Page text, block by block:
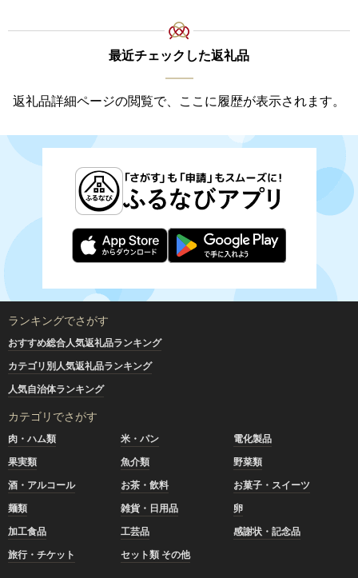
最近チェックした返礼品
返礼品詳細ページの閲覧で、ここに履歴が表示されます。
ランキングでさがす
おすすめ総合人気返礼品ランキング
カテゴリ別人気返礼品ランキング
人気自治体ランキング
カテゴリでさがす
肉・ハム類 米・パン
電化製品
果実類
魚介類
野菜類
酒・アルコール
お茶・飲料
お菓子・スイーツ
麺類
雑貨・日用品
卵
加工食品
工芸品
感謝状・記念品
旅行・チケット
セット類 その他